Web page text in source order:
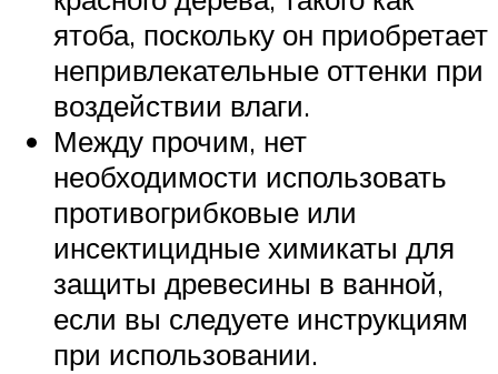
ятоба, поскольку он приобретает
непривлекательные оттенки при
воздействии влаги.
Между прочим, нет
необходимости использовать
противогрибковые или
инсектицидные химикаты для
защиты древесины в ванной,
если вы следуете инструкциям
при использовании.